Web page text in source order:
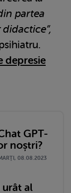
partea
depresie
GPT-
noștri?
08.08.2023
al